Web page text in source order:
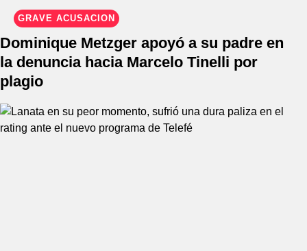
GRAVE ACUSACIÓN
Dominique Metzger apoyó a su padre en
la denuncia hacia Marcelo Tinelli por
plagio